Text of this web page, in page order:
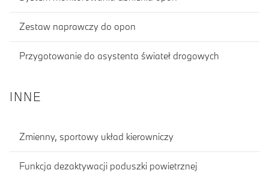
Zestaw naprawczy do opon
Przygotowanie do asystenta świateł drogowych
INNE
Zmienny, sportowy układ kierowniczy
Funkcja dezaktywacji poduszki powietrznej